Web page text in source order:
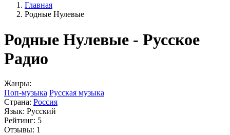
Главная
Родные Нулевые
Родные Нулевые - Русское
Радио
Жанры:
Поп-музыка Русская музыка
Страна: Россия
Язык: Русский
Рейтинг: 5
Отзывы: 1